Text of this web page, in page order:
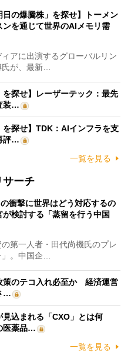
日の爆騰株」を探せ】トーメン
ンを通じて世界のAIメモリ需
アに出演するグローバルリン
氏が、最新…
を探せ】レーザーテック：最先
装…
を探せ】TDK：AIインフラを支
評…
一覧を見る
サーチ
衝撃に世界はどう対応するの
検討する「蒸留を行う中国
第一人者・田代尚機氏のプレ
」。中国企…
策のテコ入れ必至か 経済運営
…
込まれる「CXO」とは何
医薬品…
一覧を見る